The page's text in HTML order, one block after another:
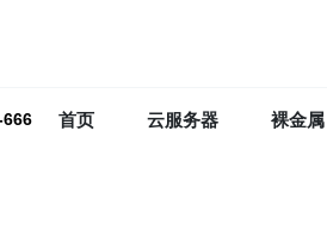
666 首页 云服务器 裸金属